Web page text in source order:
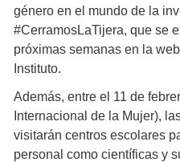
género en el mundo de la
#CerramosLaTijera, que se
próximas semanas en la
Instituto.
Además, entre el 11 de
Internacional de la Mujer),
visitarán centros escolares
personal como científicas y